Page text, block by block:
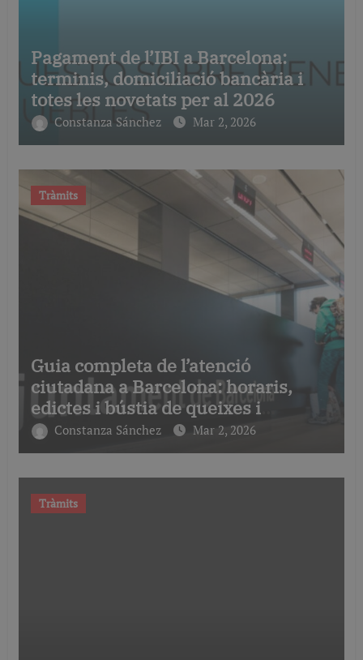
Pagament de l’IBI a Barcelona:
terminis, domiciliació bancària i
totes les novetats per al 2026
Constanza Sánchez Mar 2, 2026
Tràmits
Guia completa de l’atenció
ciutadana a Barcelona: horaris,
edictes i bústia de queixes i
suggeriments
Constanza Sánchez Mar 2, 2026
Tràmits